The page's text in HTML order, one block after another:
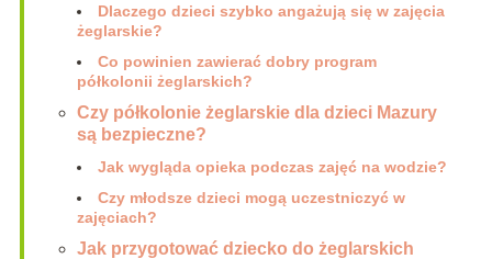
Dlaczego dzieci szybko angażują się w zajęcia
żeglarskie?
Co powinien zawierać dobry program
półkolonii żeglarskich?
Czy półkolonie żeglarskie dla dzieci Mazury
są bezpieczne?
Jak wygląda opieka podczas zajęć na wodzie?
Czy młodsze dzieci mogą uczestniczyć w
zajęciach?
Jak przygotować dziecko do żeglarskich